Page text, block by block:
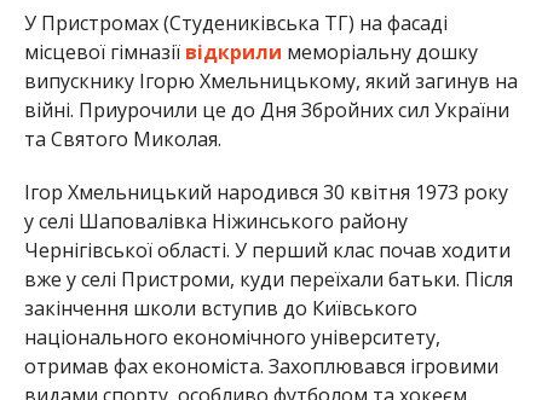
У Пристромах (Студениківська ТГ) на фасаді
місцевої гімназії відкрили меморіальну дошку
випускнику Ігорю Хмельницькому, який загинув на
війні. Приурочили це до Дня Збройних сил України
та Святого Миколая.
Ігор Хмельницький народився 30 квітня 1973 року
у селі Шаповалівка Ніжинського району
Чернігівської області. У перший клас почав ходити
вже у селі Пристроми, куди переїхали батьки. Після
закінчення школи вступив до Київського
національного економічного університету,
отримав фах економіста. Захоплювався ігровими